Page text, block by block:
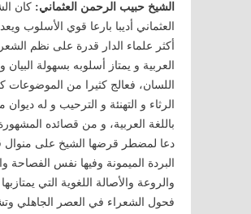
الشيخ حبيب الرحمن العثماني: كان
العثماني أديبا بارعا قوي الأسلوب
أكثر علماء الدار قدرة على نظم الشعر
العربية و يمتاز أسلوبه بسهولة
اللسان، فعالج كثيرا من الموضوعات
الرثاء و التهنئة و الترحيب و له ديوان
باللغة العربية، و من قصائده
دعا لمضطر قرضها الشيخ على منوال
البردة الميمونة وفيها نفس الفصاحة
والروعة والأصالة اللغوية التي
فحول الشعراء في العصر الجاهلي